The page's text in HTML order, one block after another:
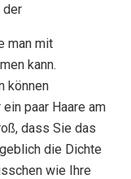
der
man mit
kann.
können
paar Haare am
dass Sie das
die Dichte
wie Ihre